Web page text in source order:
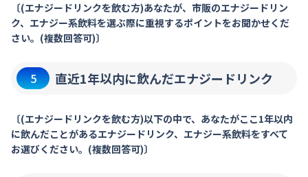
〔(エナジードリンクを飲む方)あなたが、市販のエナジードリン
ク、エナジー系飲料を選ぶ際に重視するポイントをお聞かせくだ
さい。(複数回答可)〕
5 直近1年以内に飲んだエナジードリンク
〔(エナジードリンクを飲む方)以下の中で、あなたがここ1年以内
に飲んだことがあるエナジードリンク、エナジー系飲料をすべて
お選びください。(複数回答可)〕